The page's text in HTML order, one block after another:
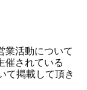

業活動について
催されている
て掲載して頂き